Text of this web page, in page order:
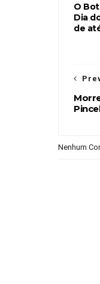
O
Dia
de
Nenhum